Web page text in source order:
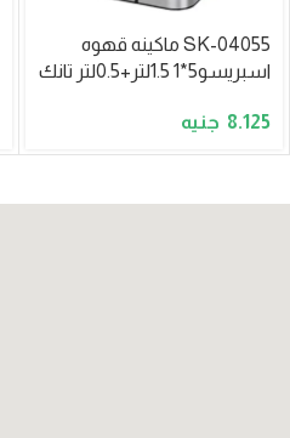
SK-04055 ماكينه قهوه
اسبريسو5*1 1.5لتر+0.5لتر تانك
8.125